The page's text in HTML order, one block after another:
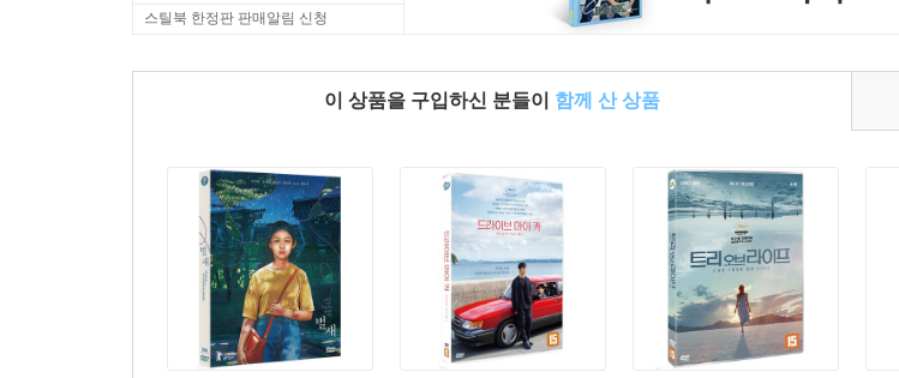
스틸북 한정판 판매알림 신청
이 상품을 구입하신 분들이 함께 산 상품